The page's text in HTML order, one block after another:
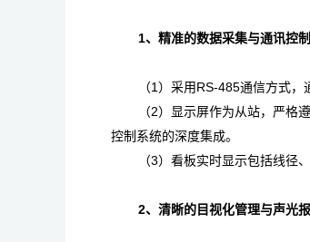
1、精准的数据采集与通讯控制
（1）采用RS-485通信方式
（2）显示屏作为从站，严格
控制系统的深度集成。
（3）看板实时显示包括线径
2、清晰的目视化管理与声光报